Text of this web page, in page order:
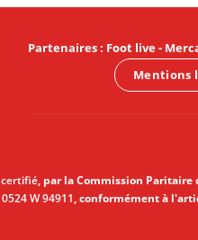
Partenaires: Foot live-
Mentions
certifié, par la Commission Paritaire
0524 W 94911, conformément à